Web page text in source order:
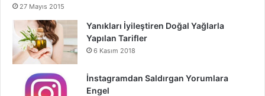
27 Mayıs 2015
Yanıkları İyileştiren Doğal Yağlarla
Yapılan Tarifler
6 Kasım 2018
İnstagramdan Saldırgan Yorumlara
Engel